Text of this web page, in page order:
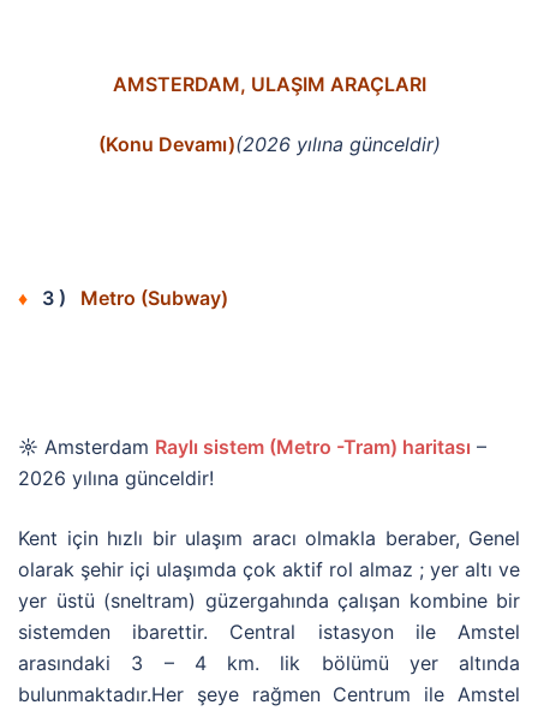
AMSTERDAM, ULAŞIM ARAÇLARI
(Konu Devamı)(2026 yılına günceldir)
♦ 3 ) Metro (Subway)
☼ Amsterdam Raylı sistem (Metro -Tram) haritası –
2026 yılına günceldir!
Kent için hızlı bir ulaşım aracı olmakla beraber, Genel
olarak şehir içi ulaşımda çok aktif rol almaz ; yer altı ve
yer üstü (sneltram) güzergahında çalışan kombine bir
sistemden ibarettir. Central istasyon ile Amstel
arasındaki 3 – 4 km. lik bölümü yer altında
bulunmaktadır.Her şeye rağmen Centrum ile Amstel